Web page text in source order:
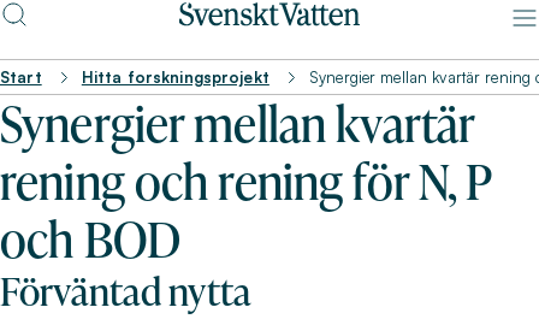
Start Hitta forskningsprojekt Synergier mellan kvartär
Synergier mellan kvartär
rening och rening för N, P
och BOD
Förväntad nytta